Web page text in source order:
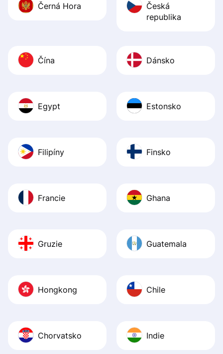
Černá Hora
Česká
republika
Čína Dánsko
Egypt Estonsko
Filipíny Finsko
Francie Ghana
Gruzie Guatemala
Hongkong Chile
Chorvatsko Indie